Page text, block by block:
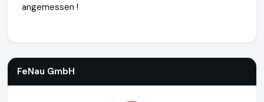
angemessen !
FeNau GmbH